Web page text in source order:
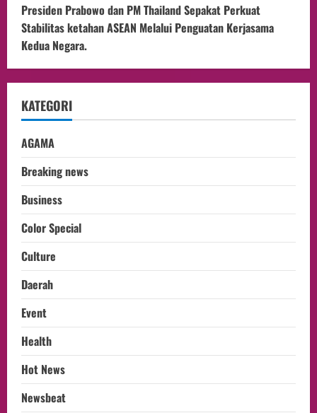
Presiden Prabowo dan PM Thailand Sepakat Perkuat
Stabilitas ketahan ASEAN Melalui Penguatan Kerjasama
Kedua Negara.
KATEGORI
AGAMA
Breaking news
Business
Color Special
Culture
Daerah
Event
Health
Hot News
Newsbeat